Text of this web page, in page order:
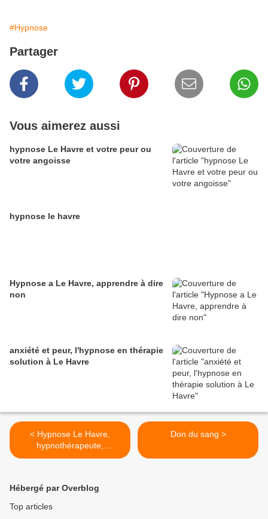
#Hypnose
Partager
Vous aimerez aussi
hypnose Le Havre et votre peur ou
votre angoisse
hypnose le havre
Hypnose a Le Havre, apprendre à dire
non
anxiété et peur, l'hypnose en thérapie
solution à Le Havre
< Hypnose Le Havre,
hypnothérapeute,
hypnotiseur
Don du sang >
Hébergé par Overblog
Top articles